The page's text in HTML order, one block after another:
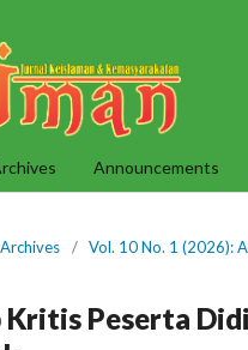
Announcements
Archives / Vol. 10 No. 1 (2026):
Kritis Peserta